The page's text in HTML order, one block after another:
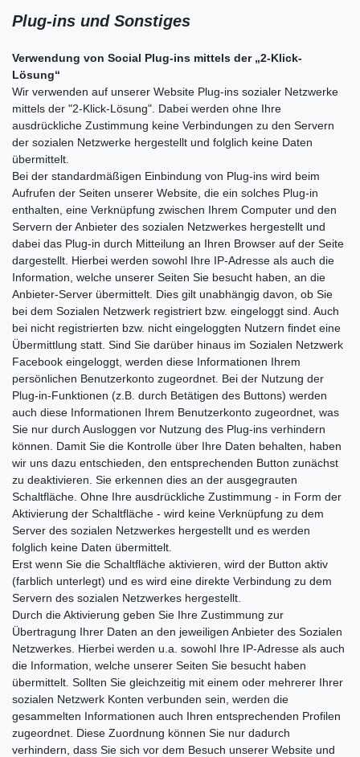
Plug-ins und Sonstiges
Verwendung von Social Plug-ins mittels der „2-Klick-
Lösung“
Wir verwenden auf unserer Website Plug-ins sozialer Netzwerke
mittels der "2-Klick-Lösung". Dabei werden ohne Ihre
ausdrückliche Zustimmung keine Verbindungen zu den Servern
der sozialen Netzwerke hergestellt und folglich keine Daten
übermittelt.
Bei der standardmäßigen Einbindung von Plug-ins wird beim
Aufrufen der Seiten unserer Website, die ein solches Plug-in
enthalten, eine Verknüpfung zwischen Ihrem Computer und den
Servern der Anbieter des sozialen Netzwerkes hergestellt und
dabei das Plug-in durch Mitteilung an Ihren Browser auf der Seite
dargestellt. Hierbei werden sowohl Ihre IP-Adresse als auch die
Information, welche unserer Seiten Sie besucht haben, an die
Anbieter-Server übermittelt. Dies gilt unabhängig davon, ob Sie
bei dem Sozialen Netzwerk registriert bzw. eingeloggt sind. Auch
bei nicht registrierten bzw. nicht eingeloggten Nutzern findet eine
Übermittlung statt. Sind Sie darüber hinaus im Sozialen Netzwerk
Facebook eingeloggt, werden diese Informationen Ihrem
persönlichen Benutzerkonto zugeordnet. Bei der Nutzung der
Plug-in-Funktionen (z.B. durch Betätigen des Buttons) werden
auch diese Informationen Ihrem Benutzerkonto zugeordnet, was
Sie nur durch Ausloggen vor Nutzung des Plug-ins verhindern
können. Damit Sie die Kontrolle über Ihre Daten behalten, haben
wir uns dazu entschieden, den entsprechenden Button zunächst
zu deaktivieren. Sie erkennen dies an der ausgegrauten
Schaltfläche. Ohne Ihre ausdrückliche Zustimmung - in Form der
Aktivierung der Schaltfläche - wird keine Verknüpfung zu dem
Server des sozialen Netzwerkes hergestellt und es werden
folglich keine Daten übermittelt.
Erst wenn Sie die Schaltfläche aktivieren, wird der Button aktiv
(farblich unterlegt) und es wird eine direkte Verbindung zu dem
Servern des sozialen Netzwerkes hergestellt.
Durch die Aktivierung geben Sie Ihre Zustimmung zur
Übertragung Ihrer Daten an den jeweiligen Anbieter des Sozialen
Netzwerkes. Hierbei werden u.a. sowohl Ihre IP-Adresse als auch
die Information, welche unserer Seiten Sie besucht haben
übermittelt. Sollten Sie gleichzeitig mit einem oder mehrerer Ihrer
sozialen Netzwerk Konten verbunden sein, werden die
gesammelten Informationen auch Ihren entsprechenden Profilen
zugeordnet. Diese Zuordnung können Sie nur dadurch
verhindern, dass Sie sich vor dem Besuch unserer Website und